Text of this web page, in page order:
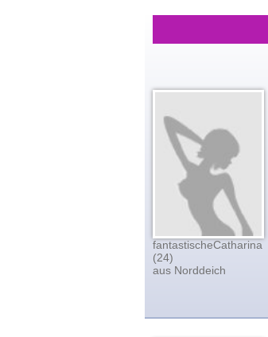
fantastischeCatharina
(24)
aus Norddeich